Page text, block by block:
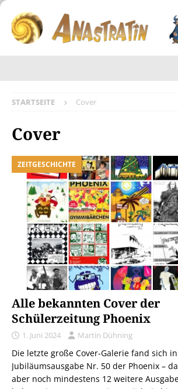
STARTSEITE Cover
Cover
ZEITGESCHICHTE
Alle bekannten Cover der
Schülerzeitung Phoenix
1. Juni 2024 Martin Dühning
Die letzte große Cover-Galerie fand sich
Jubiläumsausgabe Nr. 50 der Phoenix –
aber noch mindestens 12 weitere